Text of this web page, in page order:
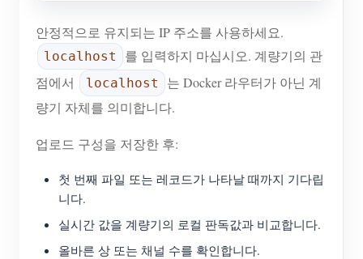
안정적으로 유지되는 IP 주소를 사용하세요.
localhost
를 입력하지 마십시오. 계량기의 관
점에서
localhost
는 Docker 라우터가 아닌 계
량기 자체를 의미합니다.
업로드 구성을 저장한 후:
첫 번째 파일 또는 레코드가 나타날 때까지 기다립
니다.
실시간 값을 계량기의 로컬 판독값과 비교합니다.
올바른 상 또는 채널 수를 확인합니다.